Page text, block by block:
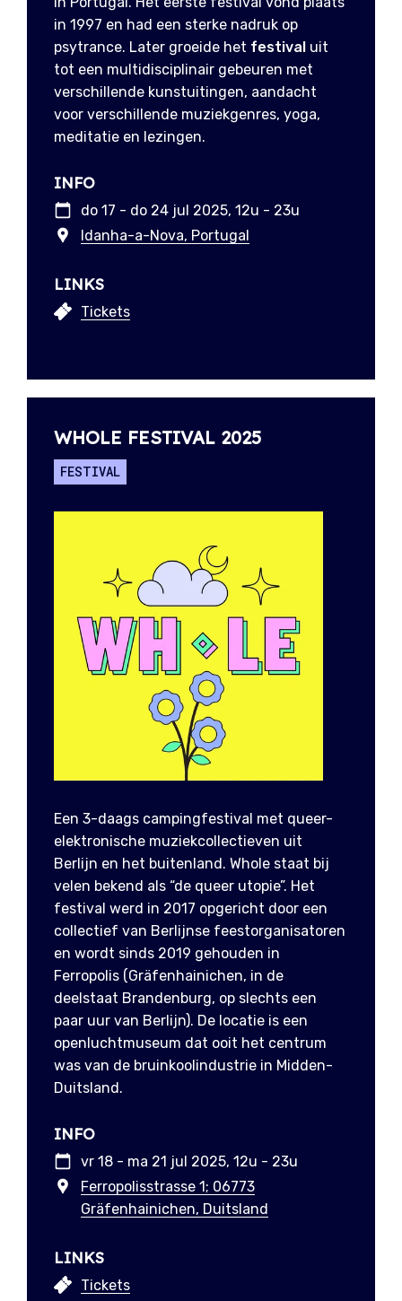
in 1997 en had een sterke nadruk op
psytrance. Later groeide het festival uit
tot een multidisciplinair gebeuren met
verschillende kunstuitingen, aandacht
voor verschillende muziekgenres, yoga,
meditatie en lezingen.
INFO
do 17 - do 24 jul 2025, 12u - 23u
Idanha-a-Nova, Portugal
LINKS
Tickets
WHOLE FESTIVAL 2025
FESTIVAL
Een 3-daags campingfestival met queer-
elektronische muziekcollectieven uit
Berlijn en het buitenland. Whole staat bij
velen bekend als “de queer utopie”. Het
festival werd in 2017 opgericht door een
collectief van Berlijnse feestorganisatoren
en wordt sinds 2019 gehouden in
Ferropolis (Gräfenhainichen, in de
deelstaat Brandenburg, op slechts een
paar uur van Berlijn). De locatie is een
openluchtmuseum dat ooit het centrum
was van de bruinkoolindustrie in Midden-
Duitsland.
INFO
vr 18 - ma 21 jul 2025, 12u - 23u
Ferropolisstrasse 1; 06773
Gräfenhainichen, Duitsland
LINKS
Tickets